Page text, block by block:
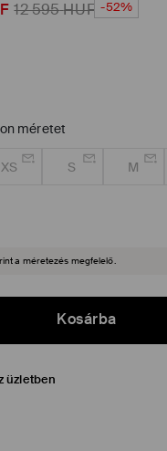
12 595HUF -52%
méretet
XS S M
a méretezés megfelelő.
Kosárba
üzletben